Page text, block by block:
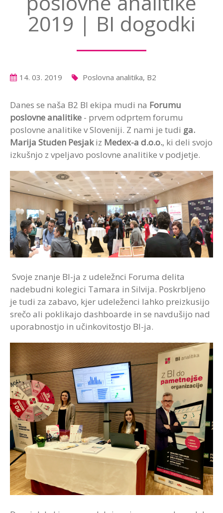
2019 | BI dogodki
14. 03. 2019 Poslovna analitika, B2
Danes se naša B2 BI ekipa mudi na Forumu
poslovne analitike - prvem odprtem forumu
poslovne analitike v Sloveniji. Z nami je tudi ga.
Marija Studen Pesjakiz Medex-a d.o.o., ki deli svojo
izkušnjo z vpeljavo poslovne analitike v podjetje.
Svoje znanje BI-ja z udeležnci Foruma delita
nadebudni kolegici Tamara in Silvija. Poskrbljeno
je tudi za zabavo, kjer udeleženci lahko preizkusijo
srečo ali poklikajo dashboarde in se navdušijo nad
uporabnostjo in učinkovitostjo BI-ja.